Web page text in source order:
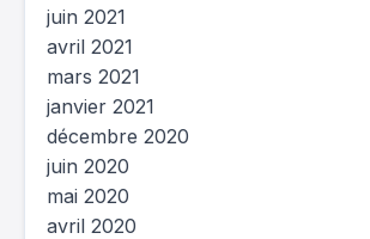
juin 2021
avril 2021
mars 2021
janvier 2021
décembre 2020
juin 2020
mai 2020
avril 2020